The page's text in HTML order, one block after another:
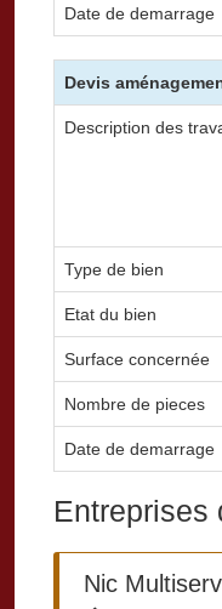
Date de demarrage
Devis
Description des
Type de bien
Etat du bien
Surface concernée
Nombre de pieces
Date de demarrage
Entreprises
Nic